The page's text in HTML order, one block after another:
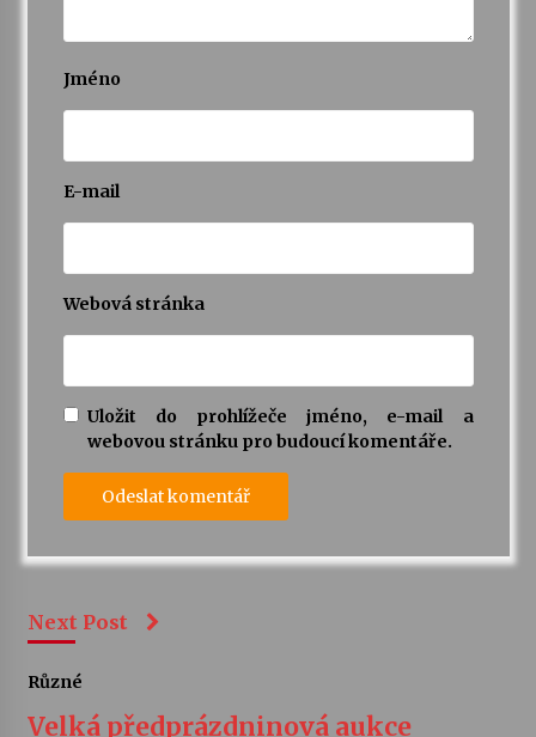
Jméno
E-mail
Webová stránka
Uložit do prohlížeče jméno, e-mail a
webovou stránku pro budoucí komentáře.
Next Post
Různé
Velká předprázdninová aukce